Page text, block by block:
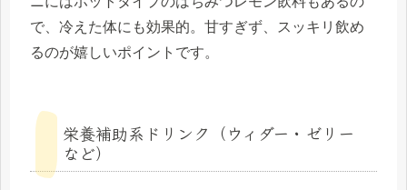
で、冷えた体にも効果的。甘すぎず、スッキリ飲め
るのが嬉しいポイントです。
栄養補助系ドリンク（ウィダー・ゼリー
など）